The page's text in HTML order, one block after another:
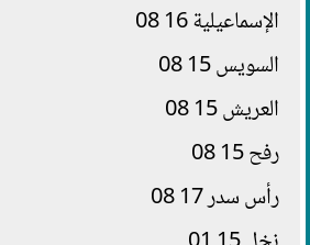
الإسماعيلية 16 08
السويس 15 08
العريش 15 08
رفح 15 08
رأس سدر 17 08